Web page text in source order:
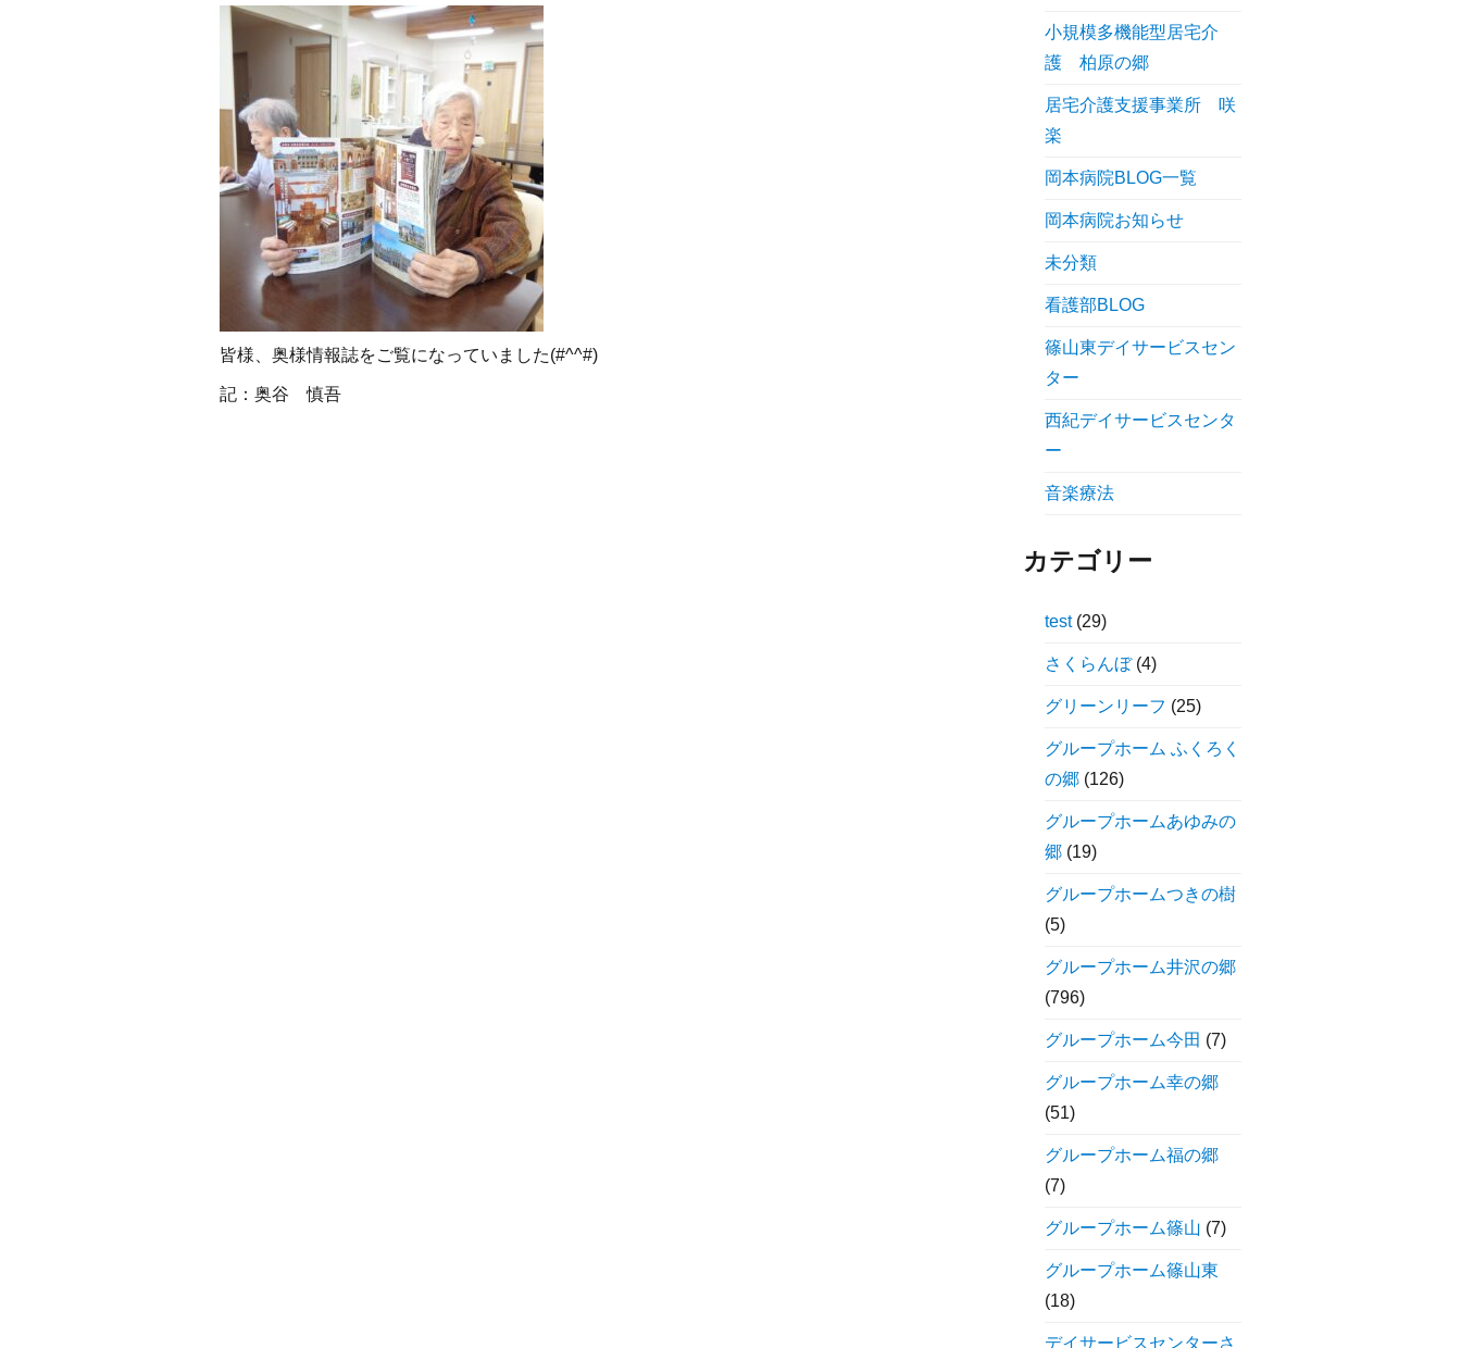
皆様、奥様情報誌をご覧になっていました(#^^#)
記：奥谷 慎吾
小規模多機能型居宅介
護 柏原の郷
居宅介護支援事業所 咲
楽
岡本病院BLOG一覧
岡本病院お知らせ
未分類
看護部BLOG
篠山東デイサービスセン
ター
西紀デイサービスセンタ
ー
音楽療法
カテゴリー
test(29)
さくらんぼ(4)
グリーンリーフ (25)
グループホーム ふくろく
の郷(126)
グループホームあゆみの
郷(19)
グループホームつきの樹
(5)
グループホーム井沢の郷
(796)
グループホーム今田 (7)
グループホーム幸の郷
(51)
グループホーム福の郷
(7)
グループホーム篠山 (7)
グループホーム篠山東
(18)
デイサービスセンターさ